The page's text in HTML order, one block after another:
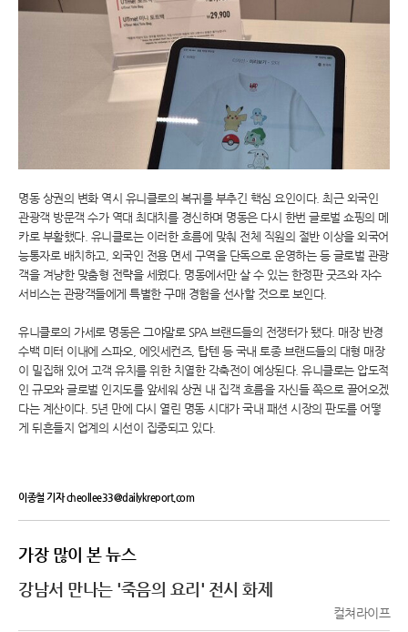
명동 상권의 변화 역시 유니클로의 복귀를 부추긴 핵심 요인이다. 최근 외국인
관광객 방문객 수가 역대 최대치를 경신하며 명동은 다시 한번 글로벌 쇼핑의 메
카로 부활했다. 유니클로는 이러한 흐름에 맞춰 전체 직원의 절반 이상을 외국어
능통자로 배치하고, 외국인 전용 면세 구역을 단독으로 운영하는 등 글로벌 관광
객을 겨냥한 맞춤형 전략을 세웠다. 명동에서만 살 수 있는 한정판 굿즈와 자수
서비스는 관광객들에게 특별한 구매 경험을 선사할 것으로 보인다.
유니클로의 가세로 명동은 그야말로 SPA 브랜드들의 전쟁터가 됐다. 매장 반경
수백 미터 이내에 스파오, 에잇세컨즈, 탑텐 등 국내 토종 브랜드들의 대형 매장
이 밀집해 있어 고객 유치를 위한 치열한 각축전이 예상된다. 유니클로는 압도적
인 규모와 글로벌 인지도를 앞세워 상권 내 집객 흐름을 자신들 쪽으로 끌어오겠
다는 계산이다. 5년 만에 다시 열린 명동 시대가 국내 패션 시장의 판도를 어떻
게 뒤흔들지 업계의 시선이 집중되고 있다.
이종철 기자 cheollee33@dailykreport.com
가장 많이 본 뉴스
강남서 만나는 '죽음의 요리' 전시 화제
컬쳐라이프